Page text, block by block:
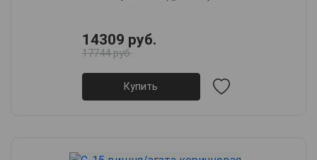
14309 руб.
17744 руб.
Купить